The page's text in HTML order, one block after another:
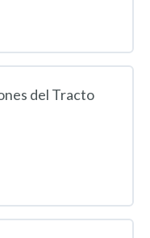
del Tracto